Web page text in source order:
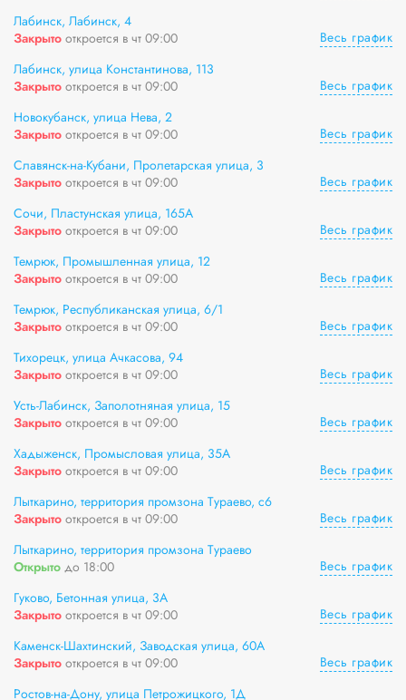
Лабинск, Лабинск, 4
Закрыто откроется в чт 09:00
Весь график
Лабинск, улица Константинова, 113
Закрыто откроется в чт 09:00
Весь график
Новокубанск, улица Нева, 2
Закрыто откроется в чт 09:00
Весь график
Славянск-на-Кубани, Пролетарская улица, 3
Закрыто откроется в чт 09:00
Весь график
Сочи, Пластунская улица, 165А
Закрыто откроется в чт 09:00
Весь график
Темрюк, Промышленная улица, 12
Закрыто откроется в чт 09:00
Весь график
Темрюк, Республиканская улица, 6/1
Закрыто откроется в чт 09:00
Весь график
Тихорецк, улица Ачкасова, 94
Закрыто откроется в чт 09:00
Весь график
Усть-Лабинск, Заполотняная улица, 15
Закрыто откроется в чт 09:00
Весь график
Хадыженск, Промысловая улица, 35А
Закрыто откроется в чт 09:00
Весь график
Лыткарино, территория промзона Тураево, с6
Закрыто откроется в чт 09:00
Весь график
Лыткарино, территория промзона Тураево
Открыто до 18:00
Весь график
Гуково, Бетонная улица, 3А
Закрыто откроется в чт 09:00
Весь график
Каменск-Шахтинский, Заводская улица, 60А
Закрыто откроется в чт 09:00
Весь график
Ростов-на-Дону, улица Петрожицкого, 1Д